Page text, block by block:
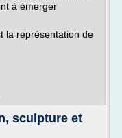
à émerger
la représentation de
sculpture et